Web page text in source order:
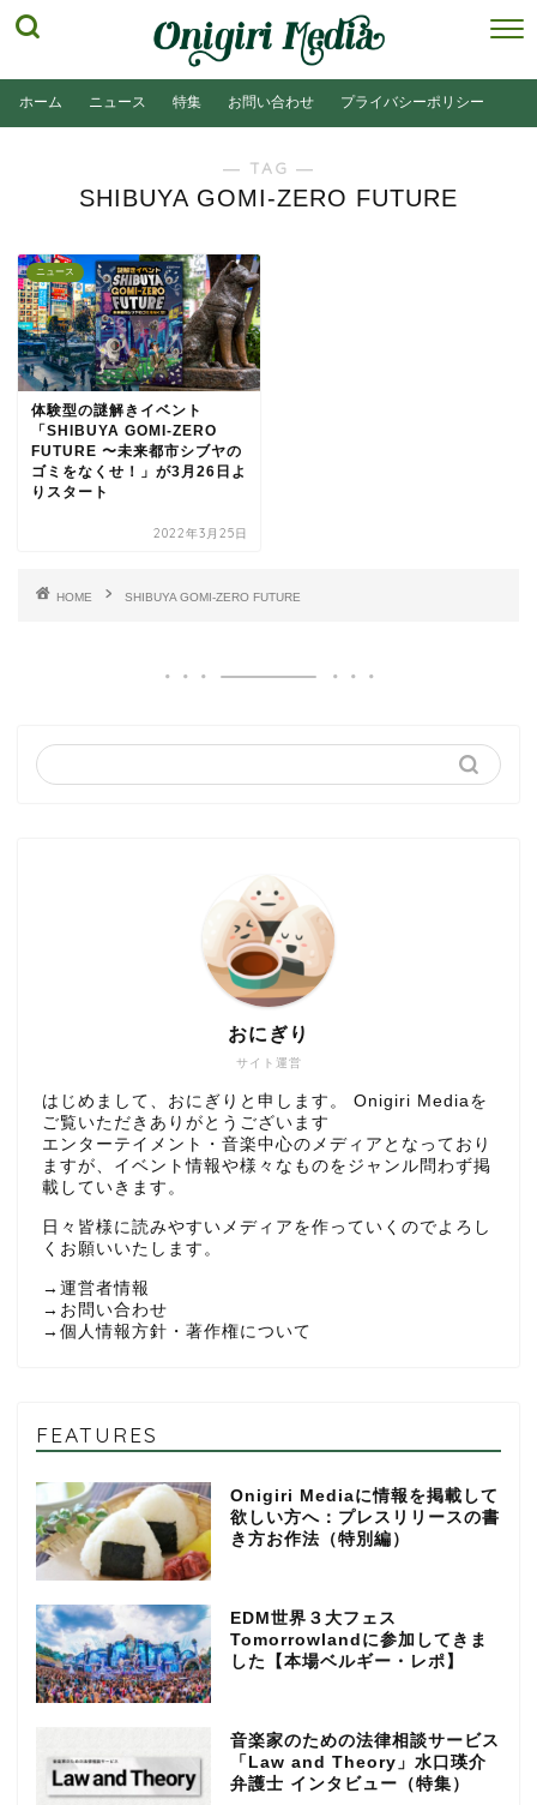
ホーム ニュース 特集 お問い合わせ プライバシーポリシー
― TAG ―
SHIBUYA GOMI-ZERO FUTURE
ニュース
体験型の謎解きイベント
「SHIBUYA GOMI-ZERO
FUTURE 〜未来都市シブヤの
ゴミをなくせ！」が3月26日よ
りスタート
2022年3月25日
HOME SHIBUYA GOMI-ZERO FUTURE
サイト運営
おにぎり
はじめまして、おにぎりと申します。 Onigiri Mediaを
ご覧いただきありがとうございます
エンターテイメント・音楽中心のメディアとなっており
ますが、イベント情報や様々なものをジャンル問わず掲
載していきます。
日々皆様に読みやすいメディアを作っていくのでよろし
くお願いいたします。
→ 運営者情報
→ お問い合わせ
→ 個人情報方針・著作権について
FEATURES
Onigiri Mediaに情報を掲載して
欲しい方へ：プレスリリースの書
き方お作法（特別編）
EDM世界３大フェス
Tomorrowlandに参加してきま
した【本場ベルギー・レポ】
音楽家のための法律相談サービス
「Law and Theory」水口瑛介
弁護士 インタビュー（特集）